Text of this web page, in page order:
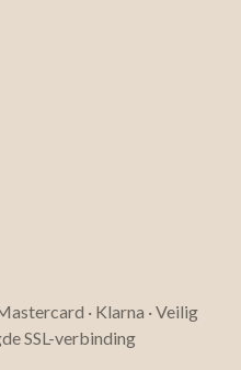
· Klarna · Veilig
SSL-verbinding